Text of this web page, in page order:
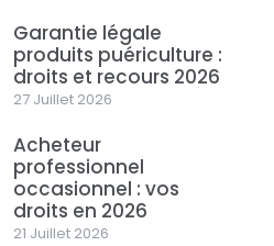
Garantie légale
produits puériculture :
droits et recours 2026
27 Juillet 2026
Acheteur
professionnel
occasionnel : vos
droits en 2026
21 Juillet 2026